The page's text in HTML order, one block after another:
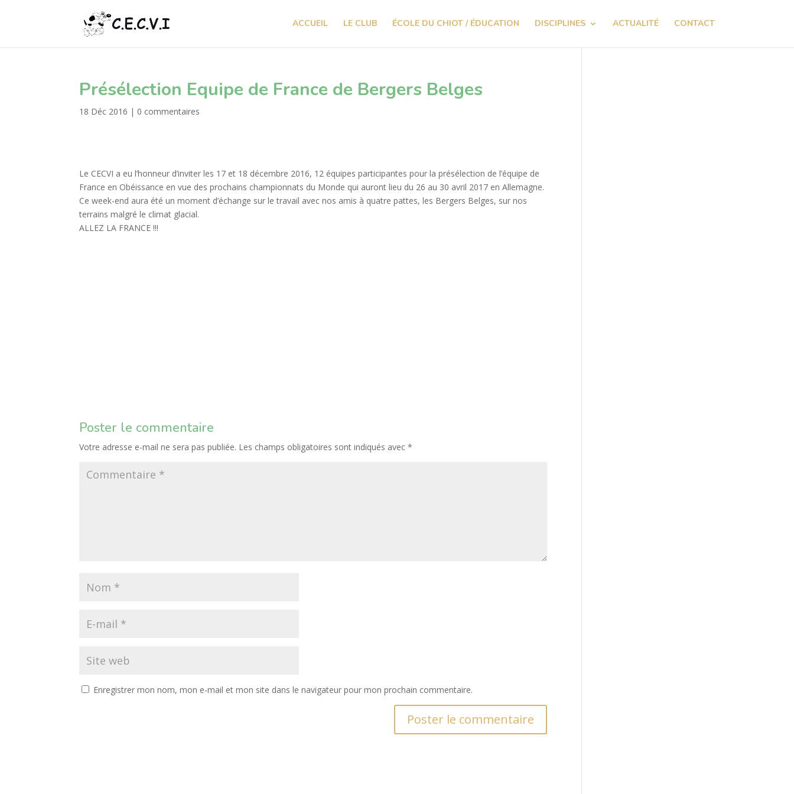
ACCUEIL LE CLUB ÉCOLE DU CHIOT / ÉDUCATION DISCIPLINES ACTUALITÉ CONTACT
Présélection Equipe de France de Bergers Belges
18 Déc 2016 | 0 commentaires
Le CECVI a eu l’honneur d’inviter les 17 et 18 décembre 2016, 12 équipes participantes pour la présélection de l’équipe de
France en Obéissance en vue des prochains championnats du Monde qui auront lieu du 26 au 30 avril 2017 en Allemagne.
Ce week-end aura été un moment d’échange sur le travail avec nos amis à quatre pattes, les Bergers Belges, sur nos
terrains malgré le climat glacial.
ALLEZ LA FRANCE !!!
Poster le commentaire
Votre adresse e-mail ne sera pas publiée. Les champs obligatoires sont indiqués avec*
Enregistrer mon nom, mon e-mail et mon site dans le navigateur pour mon prochain commentaire.